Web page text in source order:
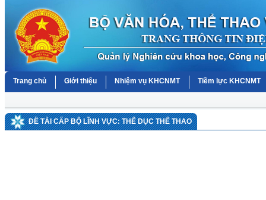
Trang chủ Giới thiệu Nhiệm vụ KHCNMT Tiềm lực KHCNMT
ĐỀ TÀI CẤP BỘ LĨNH VỰC: THỂ DỤC THỂ THAO